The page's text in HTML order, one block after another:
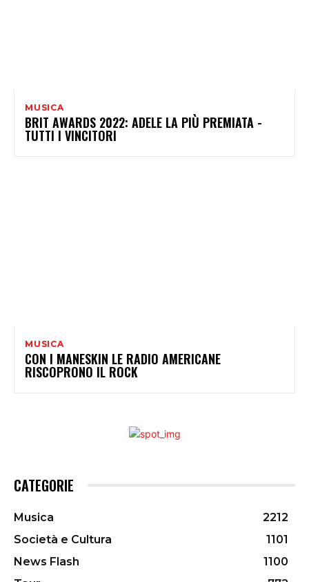
MUSICA
BRIT AWARDS 2022: ADELE LA PIÙ PREMIATA -
TUTTI I VINCITORI
MUSICA
CON I MANESKIN LE RADIO AMERICANE
RISCOPRONO IL ROCK
CATEGORIE
Musica
2212
Società e Cultura
1101
News Flash
1100